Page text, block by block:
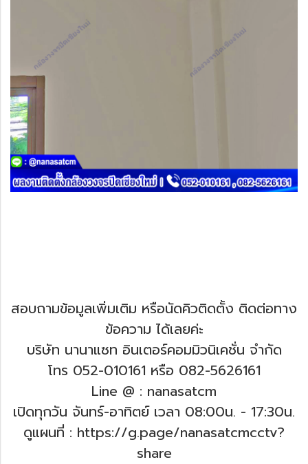
สอบถามข้อมูลเพิ่มเติม หรือนัดคิวติดตั้ง ติดต่อทาง
ข้อความ ได้เลยค่ะ
บริษัท นานาแซท อินเตอร์คอมมิวนิเคชั่น จำกัด
โทร 052-010161 หรือ 082-5626161
Line @ : nanasatcm
เปิดทุกวัน จันทร์-อาทิตย์ เวลา 08:00น. - 17:30น.
ดูแผนที่ : https://g.page/nanasatcmcctv?
share